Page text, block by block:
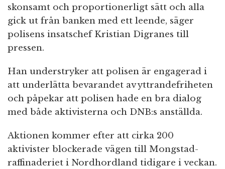
skonsamt och proportionerligt sätt och alla
gick ut från banken med ett leende, säger
polisens insatschef Kristian Digranes till
pressen.
Han understryker att polisen är engagerad i
att underlätta bevarandet av yttrandefriheten
och påpekar att polisen hade en bra dialog
med både aktivisterna och DNB:s anställda.
Aktionen kommer efter att cirka 200
aktivister blockerade vägen till Mongstad-
raffinaderiet i Nordhordland tidigare i veckan.